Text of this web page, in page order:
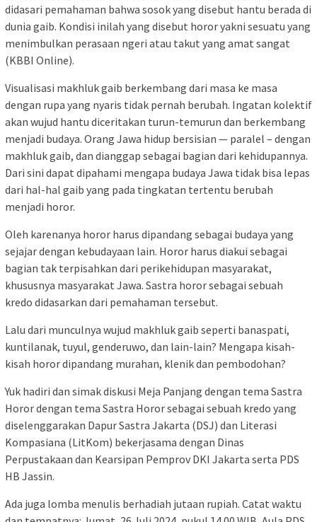
didasari pemahaman bahwa sosok yang disebut hantu berada di
dunia gaib. Kondisi inilah yang disebut horor yakni sesuatu yang
menimbulkan perasaan ngeri atau takut yang amat sangat
(KBBI Online).
Visualisasi makhluk gaib berkembang dari masa ke masa
dengan rupa yang nyaris tidak pernah berubah. Ingatan kolektif
akan wujud hantu diceritakan turun-temurun dan berkembang
menjadi budaya. Orang Jawa hidup bersisian — paralel – dengan
makhluk gaib, dan dianggap sebagai bagian dari kehidupannya.
Dari sini dapat dipahami mengapa budaya Jawa tidak bisa lepas
dari hal-hal gaib yang pada tingkatan tertentu berubah
menjadi horor.
Oleh karenanya horor harus dipandang sebagai budaya yang
sejajar dengan kebudayaan lain. Horor harus diakui sebagai
bagian tak terpisahkan dari perikehidupan masyarakat,
khususnya masyarakat Jawa. Sastra horor sebagai sebuah
kredo didasarkan dari pemahaman tersebut.
Lalu dari munculnya wujud makhluk gaib seperti banaspati,
kuntilanak, tuyul, genderuwo, dan lain-lain? Mengapa kisah-
kisah horor dipandang murahan, klenik dan pembodohan?
Yuk hadiri dan simak diskusi Meja Panjang dengan tema Sastra
Horor dengan tema Sastra Horor sebagai sebuah kredo yang
diselenggarakan Dapur Sastra Jakarta (DSJ) dan Literasi
Kompasiana (LitKom) bekerjasama dengan Dinas
Perpustakaan dan Kearsipan Pemprov DKI Jakarta serta PDS
HB Jassin.
Ada juga lomba menulis berhadiah jutaan rupiah. Catat waktu